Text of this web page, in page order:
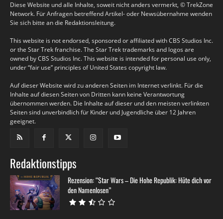
Diese Website und alle Inhalte, soweit nicht anders vermerkt, © TrekZone
Network. Für Anfragen betreffend Artikel- oder Newsübernahme wenden
Sie sich bitte an die Redaktionsleitung.
This website is not endorsed, sponsored or affiliated with CBS Studios Inc.
or the Star Trek franchise. The Star Trek trademarks and logos are
owned by CBS Studios Inc. This website is intended for personal use only,
under “fair use” principles of United States copyright law.
Auf dieser Website wird zu anderen Seiten im Internet verlinkt. Für die
Inhalte auf diesen Seiten von Dritten kann keine Verantwortung
übernommen werden. Die Inhalte auf dieser und den meisten verlinkten
Seiten sind unverbindlich für Kinder und Jugendliche über 12 Jahren
geeignet.
Redaktionstipps
Rezension: “Star Wars – Die Hohe Republik: Hüte dich vor
den Namenlosen”